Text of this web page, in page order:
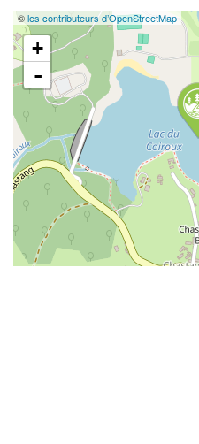
©les contributeurs d’OpenStreetMap
+
-